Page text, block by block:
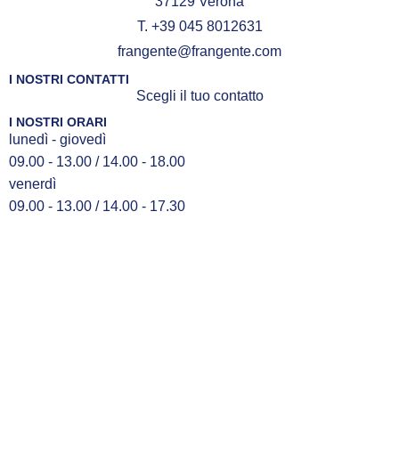
T. +39 045 8012631
frangente@frangente.com
I NOSTRI CONTATTI
Scegli il tuo contatto
I NOSTRI ORARI
lunedì - giovedì
09.00 - 13.00 / 14.00 - 18.00
venerdì
09.00 - 13.00 / 14.00 - 17.30